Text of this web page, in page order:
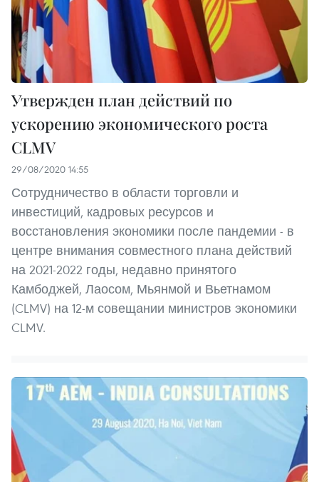
Утвержден план действий по
ускорению экономического роста
CLMV
29/08/2020 14:55
Сотрудничество в области торговли и
инвестиций, кадровых ресурсов и
восстановления экономики после пандемии - в
центре внимания совместного плана действий
на 2021-2022 годы, недавно принятого
Камбоджей, Лаосом, Мьянмой и Вьетнамом
(CLMV) на 12-м совещании министров экономики
CLMV.